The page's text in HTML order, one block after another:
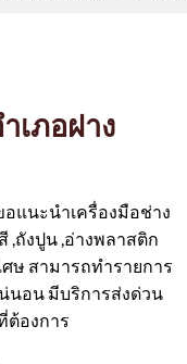
เภอฝาง
แนะนำเครื่องมือช่าง
,ถังปูน ,อ่างพลาสติก
ศษ สามารถทำรายการ
นอน มีบริการส่งด่วน
ต้องการ